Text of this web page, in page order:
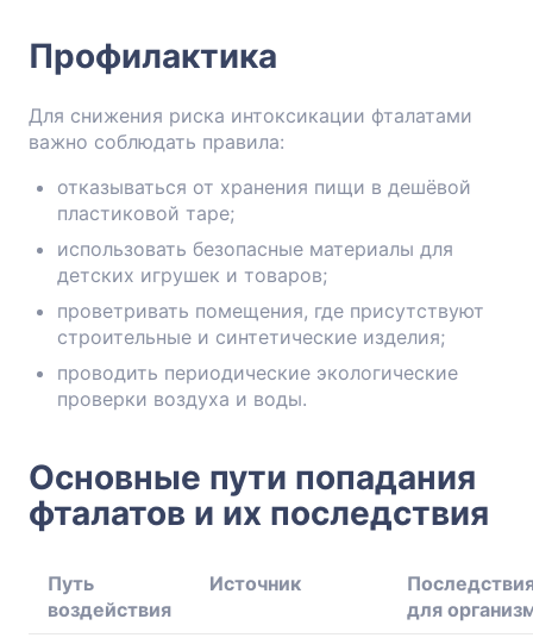
Профилактика
Для снижения риска интоксикации фталатами
важно соблюдать правила:
отказываться от хранения пищи в дешёвой
пластиковой таре;
использовать безопасные материалы для
детских игрушек и товаров;
проветривать помещения, где присутствуют
строительные и синтетические изделия;
проводить периодические экологические
проверки воздуха и воды.
Основные пути попадания
фталатов и их последствия
Путь
воздействия
Источник
для